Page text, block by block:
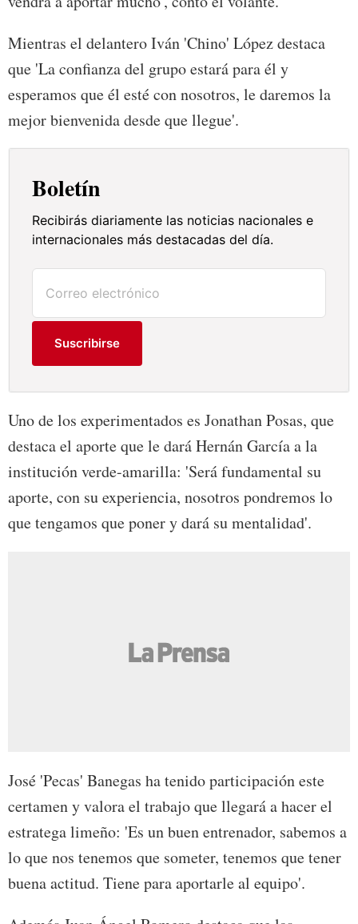
Mientras el delantero Iván 'Chino' López destaca
que 'La confianza del grupo estará para él y
esperamos que él esté con nosotros, le daremos la
mejor bienvenida desde que llegue'.
Boletín
Recibirás diariamente las noticias nacionales e
internacionales más destacadas del día.
Suscribirse
Uno de los experimentados es Jonathan Posas, que
destaca el aporte que le dará Hernán García a la
institución verde-amarilla: 'Será fundamental su
aporte, con su experiencia, nosotros pondremos lo
que tengamos que poner y dará su mentalidad'.
José 'Pecas' Banegas ha tenido participación este
certamen y valora el trabajo que llegará a hacer el
estratega limeño: 'Es un buen entrenador, sabemos a
lo que nos tenemos que someter, tenemos que tener
buena actitud. Tiene para aportarle al equipo'.